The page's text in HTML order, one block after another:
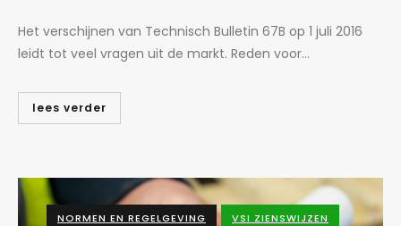
Het verschijnen van Technisch Bulletin 67B op 1 juli 2016
leidt tot veel vragen uit de markt. Reden voor...
lees verder
NORMEN EN REGELGEVING VSI ZIENSWIJZEN